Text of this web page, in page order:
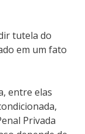
tutela do
em um fato
entre elas
Privada